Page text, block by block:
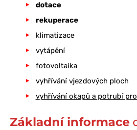
dotace
rekuperace
klimatizace
vytápění
fotovoltaika
vyhřívání vjezdových ploch
vyhřívání okapů a potrubí
Základní informace